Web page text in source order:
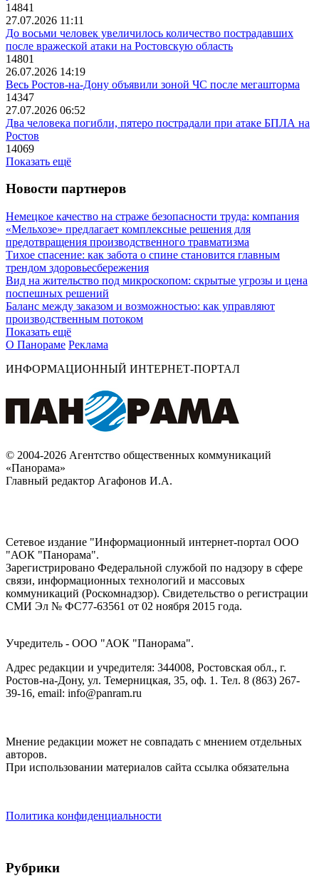
14841
27.07.2026 11:11
До восьми человек увеличилось количество пострадавших
после вражеской атаки на Ростовскую область
14801
26.07.2026 14:19
Весь Ростов-на-Дону объявили зоной ЧС после мегашторма
14347
27.07.2026 06:52
Два человека погибли, пятеро пострадали при атаке БПЛА на
Ростов
14069
Показать ещё
Новости партнеров
Немецкое качество на страже безопасности труда: компания
«Мельхозе» предлагает комплексные решения для
предотвращения производственного травматизма
Тихое спасение: как забота о спине становится главным
трендом здоровьесбережения
Вид на жительство под микроскопом: скрытые угрозы и цена
поспешных решений
Баланс между заказом и возможностью: как управляют
производственным потоком
Показать ещё
О Панораме Реклама
ИНФОРМАЦИОННЫЙ ИНТЕРНЕТ-ПОРТАЛ
© 2004-2026 Агентство общественных коммуникаций
«Панорама»
Главный редактор Агафонов И.А.
Сетевое издание "Информационный интернет-портал ООО
"АОК "Панорама".
Зарегистрировано Федеральной службой по надзору в сфере
связи, информационных технологий и массовых
коммуникаций (Роскомнадзор). Cвидетельство о регистрации
СМИ Эл № ФС77-63561 от 02 ноября 2015 года.
Учредитель - ООО "АОК "Панорама".
Адрес редакции и учредителя: 344008, Ростовская обл., г.
Ростов-на-Дону, ул. Темерницкая, 35, оф. 1. Тел. 8 (863) 267-
39-16, email: info@panram.ru
Мнение редакции может не совпадать с мнением отдельных
авторов.
При использовании материалов сайта ссылка обязательна
Политика конфиденциальности
Рубрики